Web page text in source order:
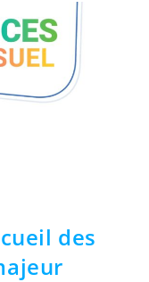
des